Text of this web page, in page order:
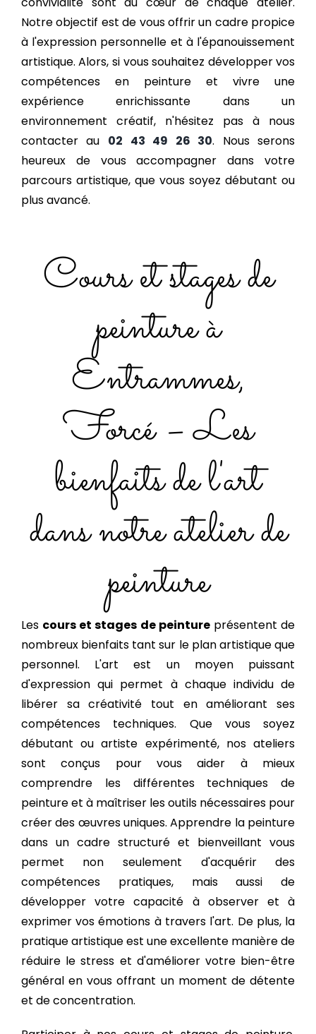
Notre objectif est de vous offrir un cadre propice
à l'expression personnelle et à l'épanouissement
artistique. Alors, si vous souhaitez développer vos
compétences en peinture et vivre une
expérience enrichissante dans un
environnement créatif, n'hésitez pas à nous
contacter au 02 43 49 26 30. Nous serons
heureux de vous accompagner dans votre
parcours artistique, que vous soyez débutant ou
plus avancé.
Cours et stages de
peinture à
Entrammes,
Forcé – Les
bienfaits de l'art
dans notre atelier de
peinture
Les cours et stages de peintureprésentent de
nombreux bienfaits tant sur le plan artistique que
personnel. L'art est un moyen puissant
d'expression qui permet à chaque individu de
libérer sa créativité tout en améliorant ses
compétences techniques. Que vous soyez
débutant ou artiste expérimenté, nos ateliers
sont conçus pour vous aider à mieux
comprendre les différentes techniques de
peinture et à maîtriser les outils nécessaires pour
créer des œuvres uniques. Apprendre la peinture
dans un cadre structuré et bienveillant vous
permet non seulement d'acquérir des
compétences pratiques, mais aussi de
développer votre capacité à observer et à
exprimer vos émotions à travers l'art. De plus, la
pratique artistique est une excellente manière de
réduire le stress et d'améliorer votre bien-être
général en vous offrant un moment de détente
et de concentration.